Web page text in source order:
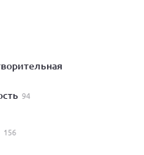
94
156